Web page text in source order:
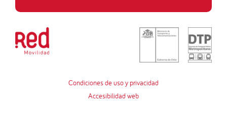
Condiciones de uso y privacidad
Accesibilidad web